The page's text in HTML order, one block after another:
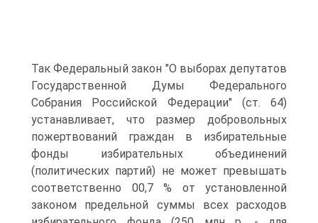
Так Федеральный закон "О выборах депутатов
Государственной Думы Федерального
Собрания Российской Федерации" (ст. 64)
устанавливает, что размер добровольных
пожертвований граждан в избирательные
фонды избирательных объединений
(политических партий) не может превышать
соответственно 00,7 % от установленной
законом предельной суммы всех расходов